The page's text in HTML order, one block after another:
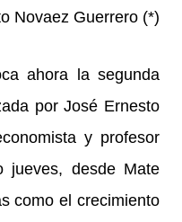
Novaez Guerrero (*)
ahora la segunda
por José Ernesto
y profesor
jueves, desde Mate
como el crecimiento